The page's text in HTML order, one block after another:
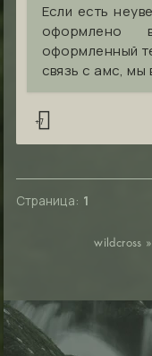
Если есть
оформлено
оформленный
связь с амс,
+7
Страница: 1
wildcross »